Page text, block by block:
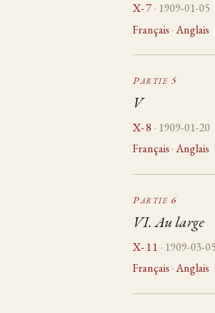
X-7 · 1909-01-05
Français ·Anglais
Partie 5
V
X-8 · 1909-01-20
Français ·Anglais
Partie 6
VI. Au large
X-11 · 1909-03-
Français ·Anglais